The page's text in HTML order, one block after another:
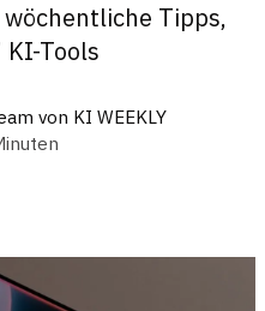
wöchentliche Tipps,
KI-Tools
von KI WEEKLY